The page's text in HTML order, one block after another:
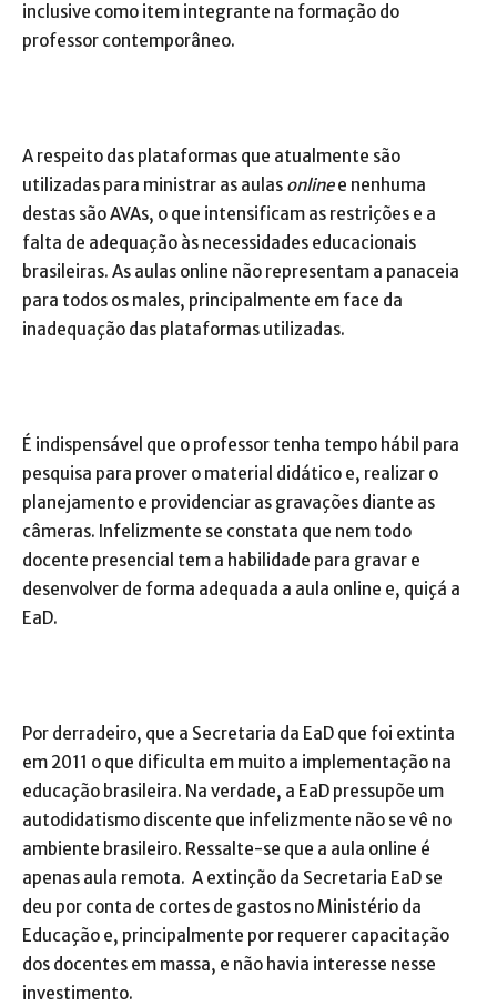
inclusive como item integrante na formação do
professor contemporâneo.
A respeito das plataformas que atualmente são
utilizadas para ministrar as aulas onlinee nenhuma
destas são AVAs, o que intensificam as restrições e a
falta de adequação às necessidades educacionais
brasileiras. As aulas online não representam a panaceia
para todos os males, principalmente em face da
inadequação das plataformas utilizadas.
É indispensável que o professor tenha tempo hábil para
pesquisa para prover o material didático e, realizar o
planejamento e providenciar as gravações diante as
câmeras. Infelizmente se constata que nem todo
docente presencial tem a habilidade para gravar e
desenvolver de forma adequada a aula online e, quiçá a
EaD.
Por derradeiro, que a Secretaria da EaD que foi extinta
em 2011 o que dificulta em muito a implementação na
educação brasileira. Na verdade, a EaD pressupõe um
autodidatismo discente que infelizmente não se vê no
ambiente brasileiro. Ressalte-se que a aula online é
apenas aula remota. A extinção da Secretaria EaD se
deu por conta de cortes de gastos no Ministério da
Educação e, principalmente por requerer capacitação
dos docentes em massa, e não havia interesse nesse
investimento.